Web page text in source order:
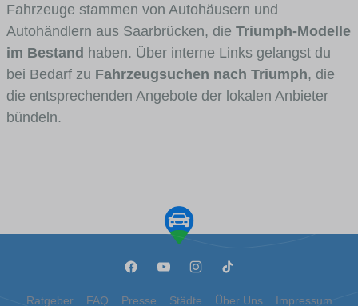
Fahrzeuge stammen von Autohäusern und
Autohändlern aus Saarbrücken, die Triumph-Modelle
im Bestand haben. Über interne Links gelangst du
bei Bedarf zu Fahrzeugsuchen nach Triumph, die
die entsprechenden Angebote der lokalen Anbieter
bündeln.
Ratgeber FAQ Presse Städte Über Uns Impressum